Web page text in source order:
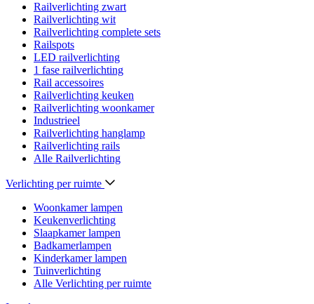
Railverlichting zwart
Railverlichting wit
Railverlichting complete sets
Railspots
LED railverlichting
1 fase railverlichting
Rail accessoires
Railverlichting keuken
Railverlichting woonkamer
Industrieel
Railverlichting hanglamp
Railverlichting rails
Alle Railverlichting
Verlichting per ruimte
Woonkamer lampen
Keukenverlichting
Slaapkamer lampen
Badkamerlampen
Kinderkamer lampen
Tuinverlichting
Alle Verlichting per ruimte